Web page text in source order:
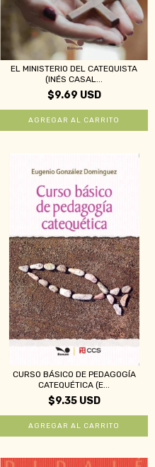
EL MINISTERIO DEL CATEQUISTA
(INÉS CASAL...
$9.69 USD
CURSO BÁSICO DE PEDAGOGÍA
CATEQUÉTICA (E...
$9.35 USD